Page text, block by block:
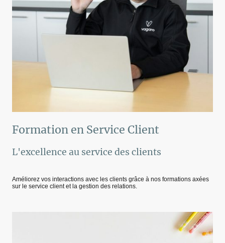
Formation en Service Client
L'excellence au service des clients
Améliorez vos interactions avec les clients grâce à nos formations axées
sur le service client et la gestion des relations.